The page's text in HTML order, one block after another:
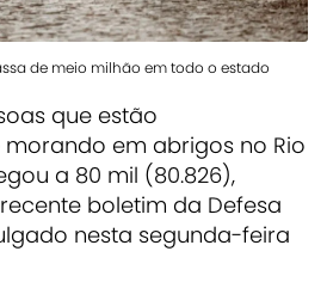
de meio milhão em todo o estado
que estão
em abrigos no Rio
a 80 mil (80.826),
boletim da Defesa
nesta segunda-feira